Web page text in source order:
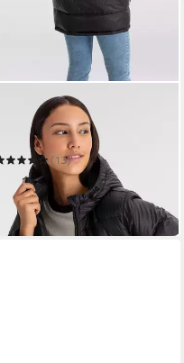
Steppjacke POLLY MIDI
PUFFER
(13)
119,95 €
in 1-2 Werktagen bei dir